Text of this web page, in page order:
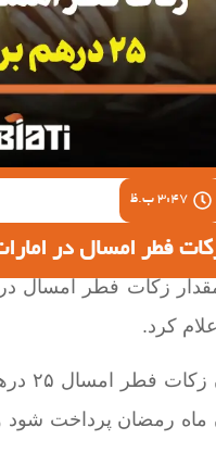
3:47 ب.ظ
مقدار زکات فطر
ماه رمضان پرداخت